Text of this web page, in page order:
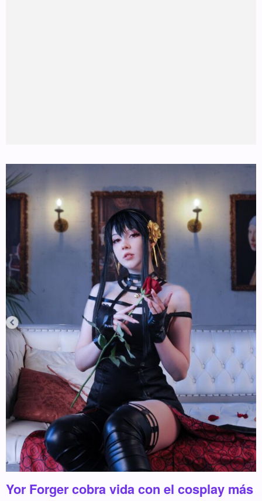
Yor Forger cobra vida con el cosplay más